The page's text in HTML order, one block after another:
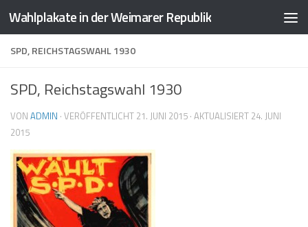
Zum Inhalt springen
Wahlplakate in der Weimarer Republik
SPD, REICHSTAGSWAHL 1930
SPD, Reichstagswahl 1930
VON ADMIN · VERÖFFENTLICHT 21. JUNI 2015 · AKTUALISIERT 24. JUNI
2015